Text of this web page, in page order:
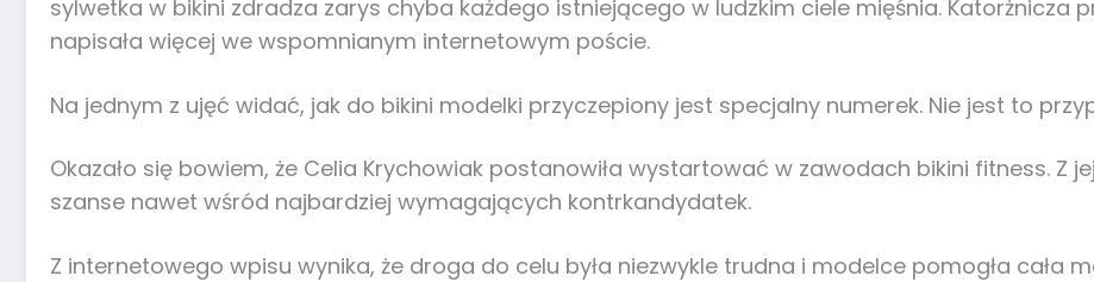
sylwetka w bikini zdradza zarys chyba każdego istniejącego w ludzkim ciele mięśnia. Katorżnicza
napisała więcej we wspomnianym internetowym poście.
Na jednym z ujęć widać, jak do bikini modelki przyczepiony jest specjalny numerek. Nie jest to
Okazało się bowiem, że Celia Krychowiak postanowiła wystartować w zawodach bikini fitness. Z
szanse nawet wśród najbardziej wymagających kontrkandydatek.
Z internetowego wpisu wynika, że droga do celu była niezwykle trudna i modelce pomogła cała